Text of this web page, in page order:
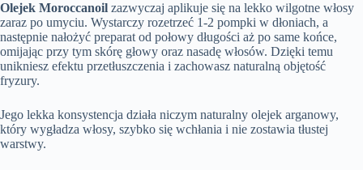
Olejek Moroccanoil zazwyczaj aplikuje się na lekko wilgotne włosy
zaraz po umyciu. Wystarczy rozetrzeć 1-2 pompki w dłoniach, a
następnie nałożyć preparat od połowy długości aż po same końce,
omijając przy tym skórę głowy oraz nasadę włosów. Dzięki temu
unikniesz efektu przetłuszczenia i zachowasz naturalną objętość
fryzury.
Jego lekka konsystencja działa niczym naturalny olejek arganowy,
który wygładza włosy, szybko się wchłania i nie zostawia tłustej
warstwy.